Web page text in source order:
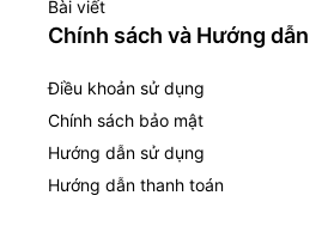
Bài viết
Chính sách và Hướng dẫn
Điều khoản sử dụng
Chính sách bảo mật
Hướng dẫn sử dụng
Hướng dẫn thanh toán